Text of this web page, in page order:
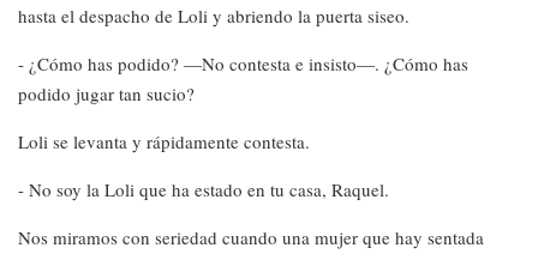
hasta el despacho de Loli y abriendo la puerta siseo.
- ¿Cómo has podido? —No contesta e insisto—. ¿Cómo has
podido jugar tan sucio?
Loli se levanta y rápidamente contesta.
- No soy la Loli que ha estado en tu casa, Raquel.
Nos miramos con seriedad cuando una mujer que hay sentada